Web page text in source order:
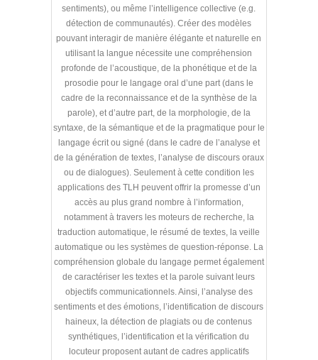
sentiments), ou même l’intelligence collective (e.g.
détection de communautés). Créer des modèles
pouvant interagir de manière élégante et naturelle en
utilisant la langue nécessite une compréhension
profonde de l’acoustique, de la phonétique et de la
prosodie pour le langage oral d’une part (dans le
cadre de la reconnaissance et de la synthèse de la
parole), et d’autre part, de la morphologie, de la
syntaxe, de la sémantique et de la pragmatique pour le
langage écrit ou signé (dans le cadre de l’analyse et
de la génération de textes, l’analyse de discours oraux
ou de dialogues). Seulement à cette condition les
applications des TLH peuvent offrir la promesse d’un
accès au plus grand nombre à l’information,
notamment à travers les moteurs de recherche, la
traduction automatique, le résumé de textes, la veille
automatique ou les systèmes de question-réponse. La
compréhension globale du langage permet également
de caractériser les textes et la parole suivant leurs
objectifs communicationnels. Ainsi, l’analyse des
sentiments et des émotions, l’identification de discours
haineux, la détection de plagiats ou de contenus
synthétiques, l’identification et la vérification du
locuteur proposent autant de cadres applicatifs